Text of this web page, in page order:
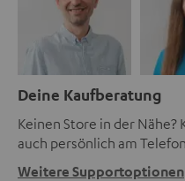
Deine Kaufberatung
Keinen Store in der Nähe?
auch persönlich am
Weitere Supportoptionen